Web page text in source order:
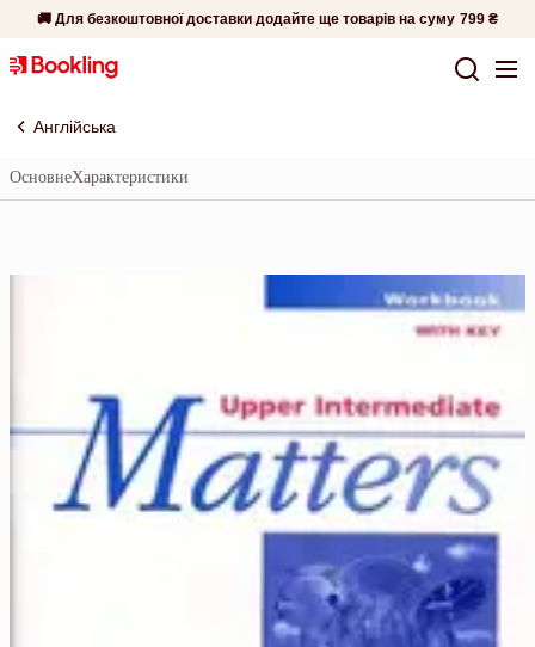
🚚 Для безкоштовної доставки додайте ще товарів на суму 799 ₴
Англійська
ОсновнеХарактеристики